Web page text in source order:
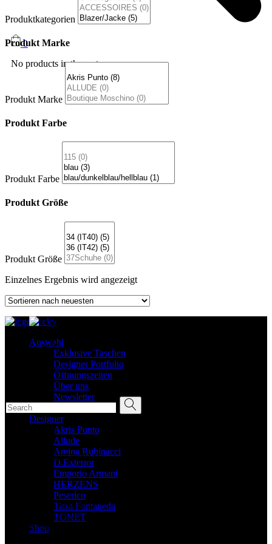
0
No products in the cart.
Auswahl
Exklusive Taschen
Designer Portfolio
Öffnungszeiten
Über uns
Newsletter
Designer
Akris Punto
Allude
Amina Rubinacci
D.Exterior
Emporio Armani
HERZENS
Peserico
Tissa Fontaneda
TONET
Shop
Produktkategorien
Produkt Marke
Produkt Marke
Produkt Farbe
Produkt Farbe
Produkt Größe
Produkt Größe
Einzelnes Ergebnis wird angezeigt
Tasche Mirage in Farbe Ash Grey von Tissa Fontaneda
2.150,00€
Filtern nach
Tissa Fontaneda (1)
ACCESSOIRES
Blazer/Jacke
Bluse
Cape